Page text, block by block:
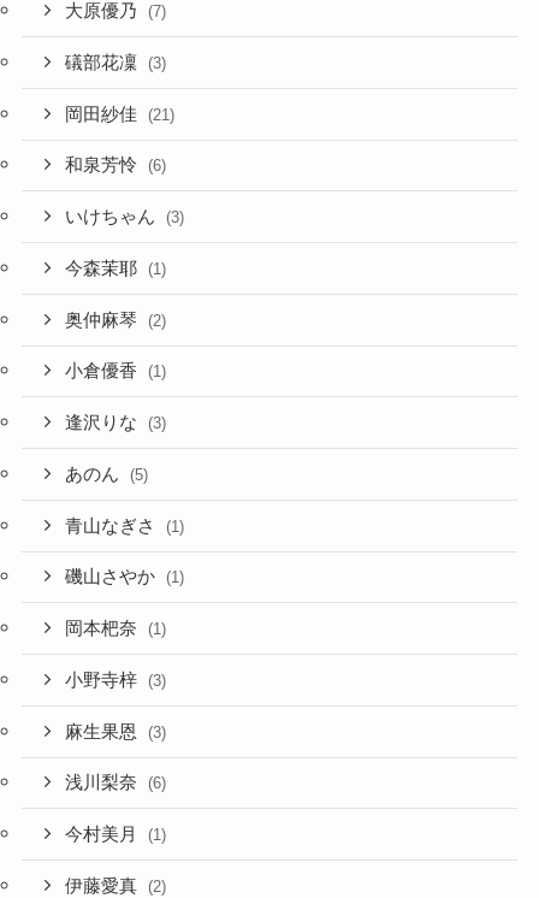
大原優乃 (7)
礒部花凜 (3)
岡田紗佳 (21)
和泉芳怜 (6)
いけちゃん (3)
今森茉耶 (1)
奥仲麻琴 (2)
小倉優香 (1)
逢沢りな (3)
あのん (5)
青山なぎさ (1)
磯山さやか (1)
岡本杷奈 (1)
小野寺梓 (3)
麻生果恩 (3)
浅川梨奈 (6)
今村美月 (1)
伊藤愛真 (2)